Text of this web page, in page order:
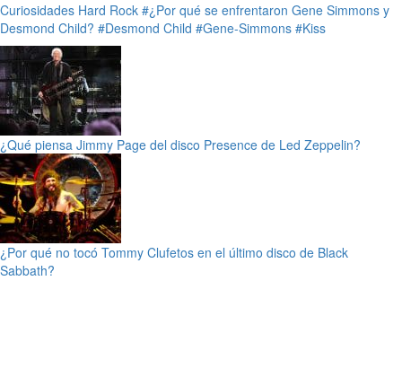
Curiosidades Hard Rock #¿Por qué se enfrentaron Gene Simmons y
Desmond Child? #Desmond Child #Gene-Simmons #Kiss
¿Qué piensa Jimmy Page del disco Presence de Led Zeppelin?
¿Por qué no tocó Tommy Clufetos en el último disco de Black
Sabbath?